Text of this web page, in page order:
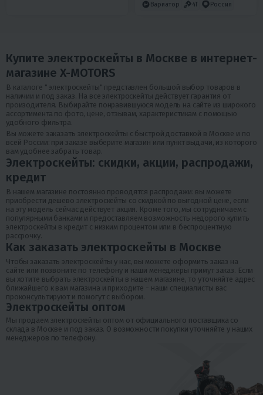
Вариатор
4T Россия
Купите электроскейты в Москве в интернет-
магазине X-MOTORS
В каталоге " электроскейты" представлен большой выбор товаров в
наличии и под заказ. На все электроскейты действует гарантия от
произодителя. Выбирайте понравившуюся модель на сайте из широкого
ассортимента по фото, цене, отзывам, характеристикам с помощью
удобного фильтра.
Вы можете заказать электроскейты с быстрой доставкой в Москве и по
всей России: при заказе выберите магазин или пункт выдачи, из которого
вам удобнее забрать товар.
Электроскейты: скидки, акции, распродажи,
кредит
В нашем магазине постоянно проводятся распродажи: вы можете
приобрести дешево электроскейты со скидкой по выгодной цене, если
на эту модель сейчас действует акция. Кроме того, мы сотрудничаем с
популярными банками и предоставляем возможность недорого купить
электроскейты в кредит с низким процентом или в беспроцентную
рассрочку.
Как заказать электроскейты в Москве
Чтобы заказать электроскейты у нас, вы можете оформить заказ на
сайте или позвоните по телефону и наши менеджеры примут заказ. Если
вы хотите выбрать электроскейты в нашем магазине, то уточняйте адрес
ближайшего к вам магазина и приходите - наши специалисты вас
проконсультируют и помогут с выбором.
Электроскейты оптом
Мы продаем электроскейты оптом от официального поставщика со
склада в Москве и под заказ. О возможности покупки уточняйте у наших
менеджеров по телефону.